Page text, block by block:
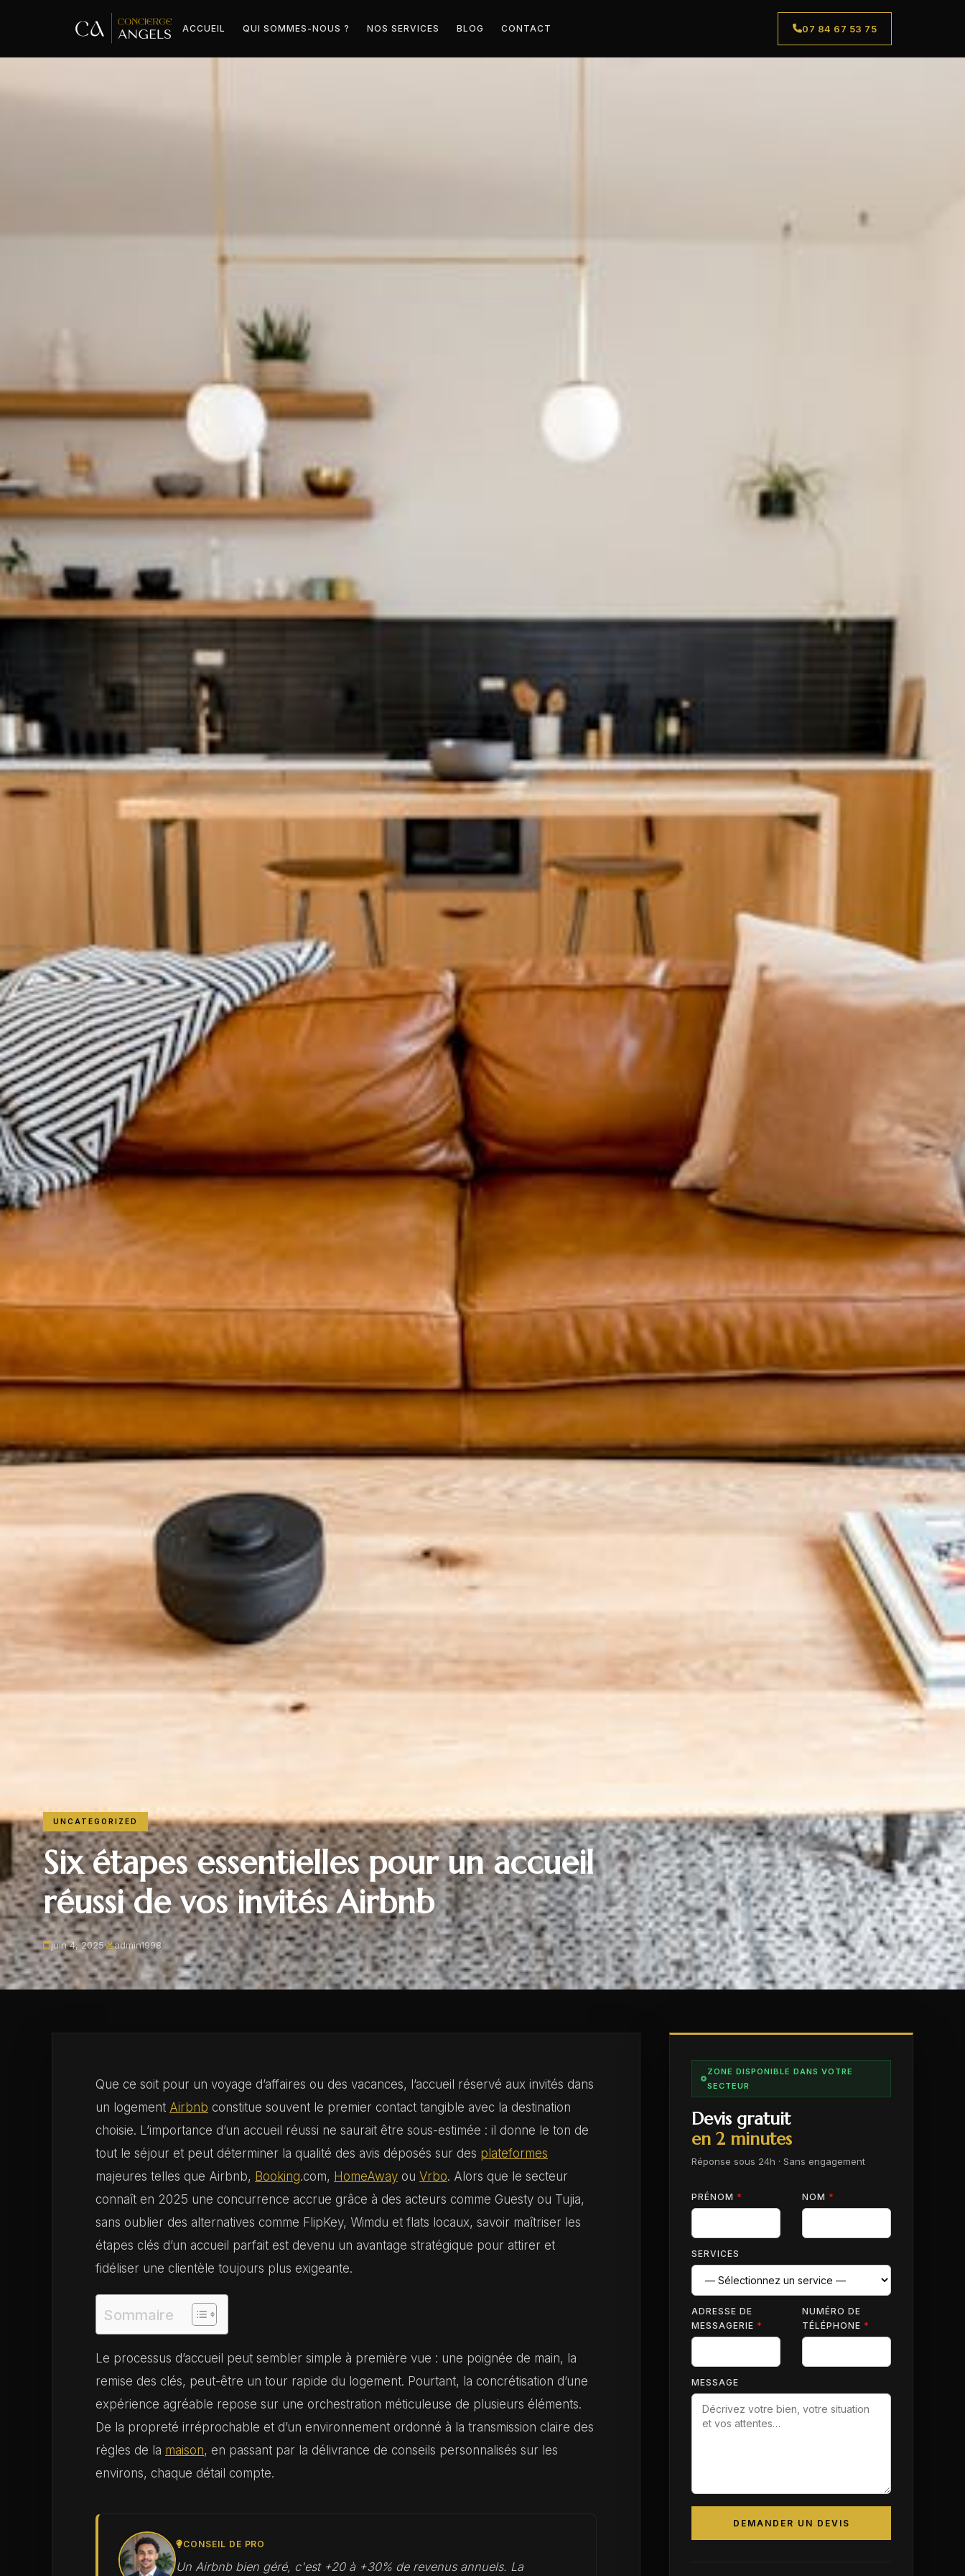
ACCUEIL QUI SOMMES-NOUS ? NOS SERVICES BLOG CONTACT 07 84 67 53 75
UNCATEGORIZED
Six étapes essentielles pour un accueil
réussi de vos invités Airbnb
juin 4, 2025· admin1998
Que ce soit pour un voyage d’affaires ou des vacances, l’accueil réservé aux invités dans
un logement Airbnb constitue souvent le premier contact tangible avec la destination
choisie. L’importance d’un accueil réussi ne saurait être sous-estimée : il donne le ton de
tout le séjour et peut déterminer la qualité des avis déposés sur des plateformes
majeures telles que Airbnb, Booking.com, HomeAway ou Vrbo. Alors que le secteur
connaît en 2025 une concurrence accrue grâce à des acteurs comme Guesty ou Tujia,
sans oublier des alternatives comme FlipKey, Wimdu et flats locaux, savoir maîtriser les
étapes clés d’un accueil parfait est devenu un avantage stratégique pour attirer et
fidéliser une clientèle toujours plus exigeante.
Sommaire
Le processus d’accueil peut sembler simple à première vue : une poignée de main, la
remise des clés, peut-être un tour rapide du logement. Pourtant, la concrétisation d’une
expérience agréable repose sur une orchestration méticuleuse de plusieurs éléments.
De la propreté irréprochable et d’un environnement ordonné à la transmission claire des
règles de la maison, en passant par la délivrance de conseils personnalisés sur les
environs, chaque détail compte.
CONSEIL DE PRO
Un Airbnb bien géré, c'est +20 à +30% de revenus annuels. La
ZONE DISPONIBLE DANS VOTRE
SECTEUR
Devis gratuit
en 2 minutes
Réponse sous 24h · Sans engagement
PRÉNOM * NOM *
SERVICES
ADRESSE DE
MESSAGERIE *
NUMÉRO DE
TÉLÉPHONE *
MESSAGE
DEMANDER UN DEVIS